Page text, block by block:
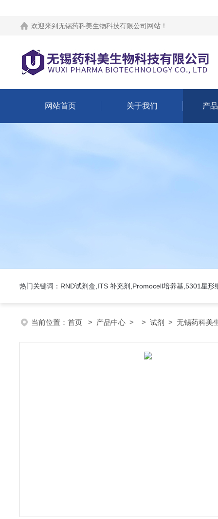
欢迎来到 无锡药科美生物科技有限公司网站 ！
网站首页 关于我们 产
热门关键词：RND试剂盒,ITS 补充剂,Promocell培养基,5301星形
当前位置： 首页 > 产品中心 > > 试剂 > 无锡药科美